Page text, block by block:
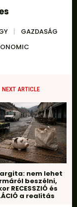
GAZDASÁG
NEXT ARTICLE
nem lehet
beszélni,
RECESSZIÓ és
a realitás